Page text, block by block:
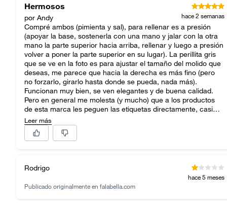
Hermosos
por Andy hace 2 semanas
Compré ambos (pimienta y sal), para rellenar es a presión
(apoyar la base, sostenerla con una mano y jalar con la otra
mano la parte superior hacia arriba, rellenar y luego a presión
volver a poner la parte superior en su lugar). La perillita gris
que se ve en la foto es para ajustar el tamaño del molido que
deseas, me parece que hacia la derecha es más fino (pero
no forzarlo, girarlo hasta donde se pueda, nada más).
Funcionan muy bien, se ven elegantes y de buena calidad.
Pero en general me molesta (y mucho) que a los productos
de esta marca les peguen las etiquetas directamente, casi
siempre queda pegamento y es un martirio retirarlo.
Leer más
Rodrigo
hace 5 meses
Publicado originalmente en falabella.com